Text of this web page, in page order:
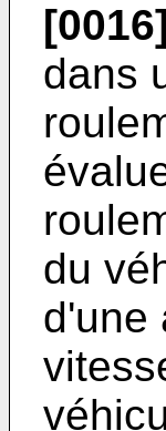
[0016]
dans
du
d'une